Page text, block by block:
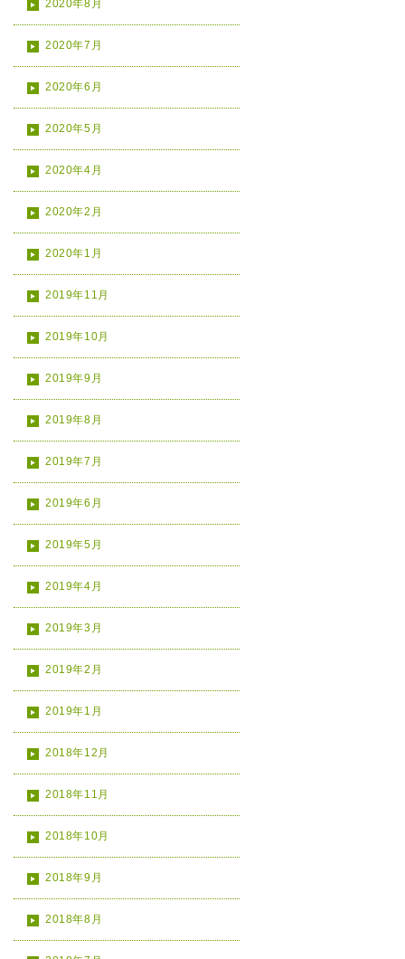
2020年8月
2020年7月
2020年6月
2020年5月
2020年4月
2020年2月
2020年1月
2019年11月
2019年10月
2019年9月
2019年8月
2019年7月
2019年6月
2019年5月
2019年4月
2019年3月
2019年2月
2019年1月
2018年12月
2018年11月
2018年10月
2018年9月
2018年8月